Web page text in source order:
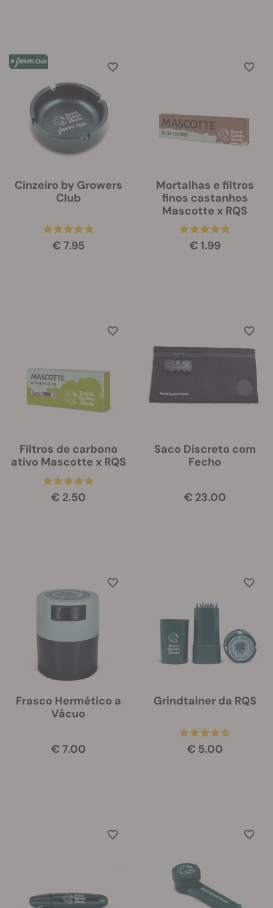
Cinzeiro by Growers
Club
€ 7.95
Mortalhas e filtros
finos castanhos
Mascotte x RQS
€ 1.99
Filtros de carbono
ativo Mascotte x RQS
€ 2.50
Saco Discreto com
Fecho
€ 23.00
Frasco Hermético a
Vácuo
€ 7.00
Grindtainer da RQS
€ 5.00